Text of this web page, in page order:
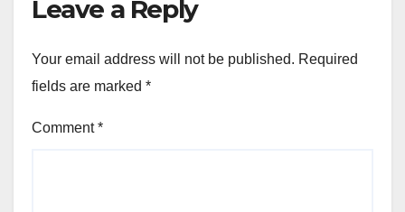
Leave a Reply
Your email address will not be published. Required
fields are marked *
Comment*